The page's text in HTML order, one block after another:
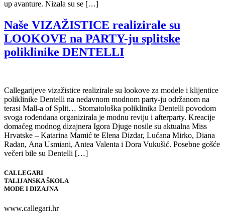
up avanture. Nizala su se […]
Naše VIZAŽISTICE realizirale su
LOOKOVE na PARTY-ju splitske
poliklinike DENTELLI
Callegarijeve vizažistice realizirale su lookove za modele i klijentice
poliklinike Dentelli na nedavnom modnom party-ju održanom na
terasi Mall-a of Split… Stomatološka poliklinika Dentelli povodom
svoga rođendana organizirala je modnu reviju i afterparty. Kreacije
domaćeg modnog dizajnera Igora Djuge nosile su aktualna Miss
Hrvatske – Katarina Mamić te Elena Dizdar, Lućana Mirko, Diana
Radan, Ana Usmiani, Antea Valenta i Dora Vukušić. Posebne gošće
večeri bile su Dentelli […]
CALLEGARI
TALIJANSKA ŠKOLA
MODE I DIZAJNA
www.callegari.hr